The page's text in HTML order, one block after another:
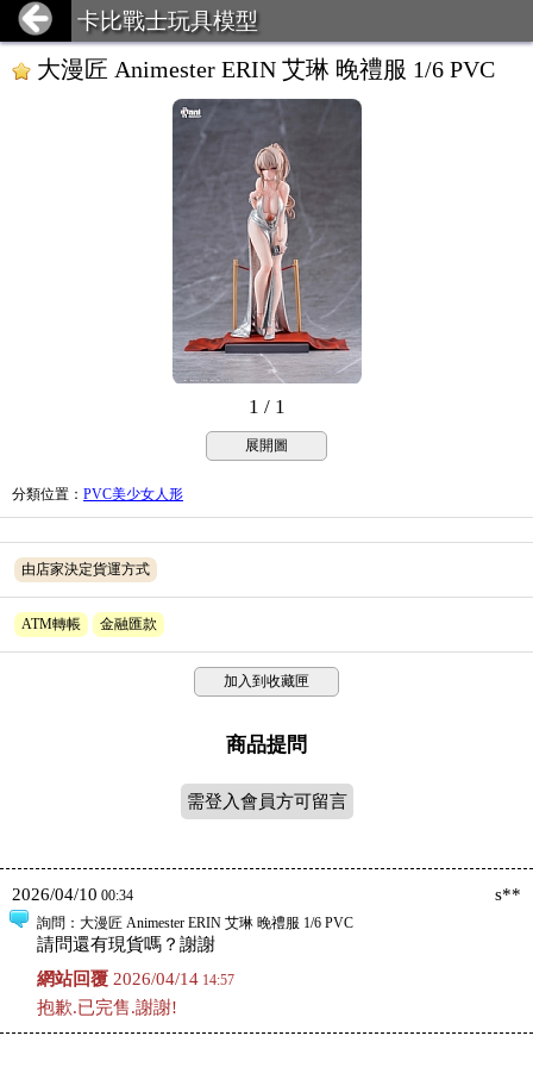
卡比戰士玩具模型
大漫匠 Animester ERIN 艾琳 晚禮服 1/6 PVC
1 / 1
展開圖
分類位置 ： PVC美少女人形
由店家決定貨運方式
ATM轉帳 金融匯款
加入到收藏匣
商品提問
需登入會員方可留言
2026/04/10 00:34 s**
詢問 ：大漫匠 Animester ERIN 艾琳 晚禮服 1/6 PVC
請問還有現貨嗎？謝謝
網站回覆2026/04/1414:57
抱歉.已完售.謝謝!